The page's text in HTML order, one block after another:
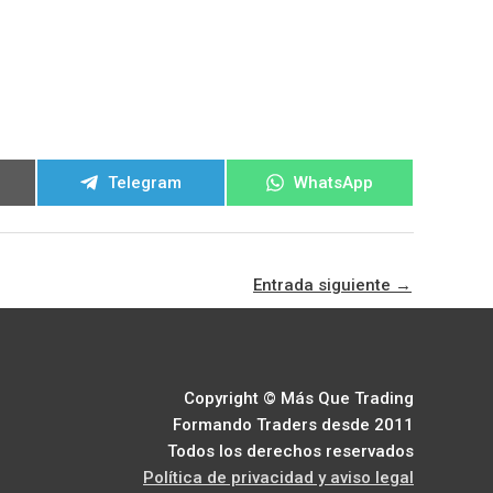
Compartir
Telegram
Compartir
WhatsApp
Entrada siguiente →
Copyright © Más Que Trading
Formando Traders desde 2011
Todos los derechos reservados
Política de privacidad y aviso legal